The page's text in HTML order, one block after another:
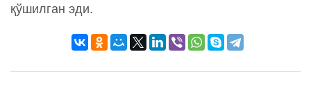
қўшилган эди.